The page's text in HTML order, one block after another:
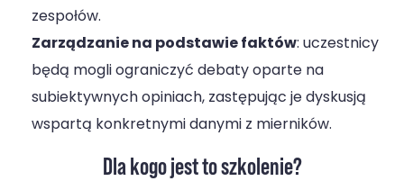
zespołów.
Zarządzanie na podstawie faktów: uczestnicy
będą mogli ograniczyć debaty oparte na
subiektywnych opiniach, zastępując je dyskusją
wspartą konkretnymi danymi z mierników.
Dla kogo jest to szkolenie?